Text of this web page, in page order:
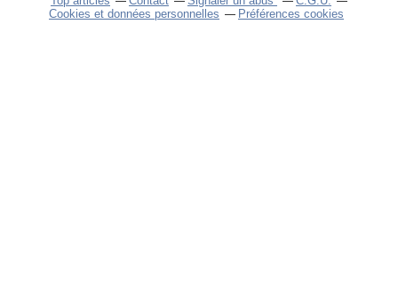
Cookies et données personnelles
Préférences cookies